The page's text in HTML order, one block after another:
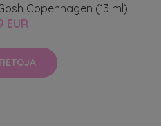
Copenhagen (13 ml)
EUR